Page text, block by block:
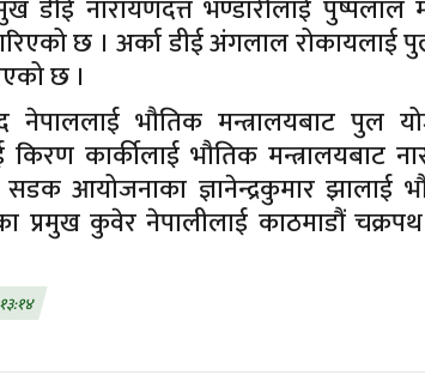
डीई नारायणदत्त भण्डारीलाई
छ । अर्का डीई अंगलाल रोकायलाई
छ ।
नेपाललाई भौतिक मन्त्रालयबाट पुल
किरण कार्कीलाई भौतिक
सडक आयोजनाका ज्ञानेन्द्रकुमार झालाई
प्रमुख कुवेर नेपालीलाई काठमाडौं